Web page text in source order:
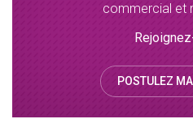
commercial et
POSTULEZ